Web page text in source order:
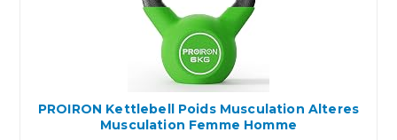
PROIRON Kettlebell Poids Musculation Alteres
Musculation Femme Homme